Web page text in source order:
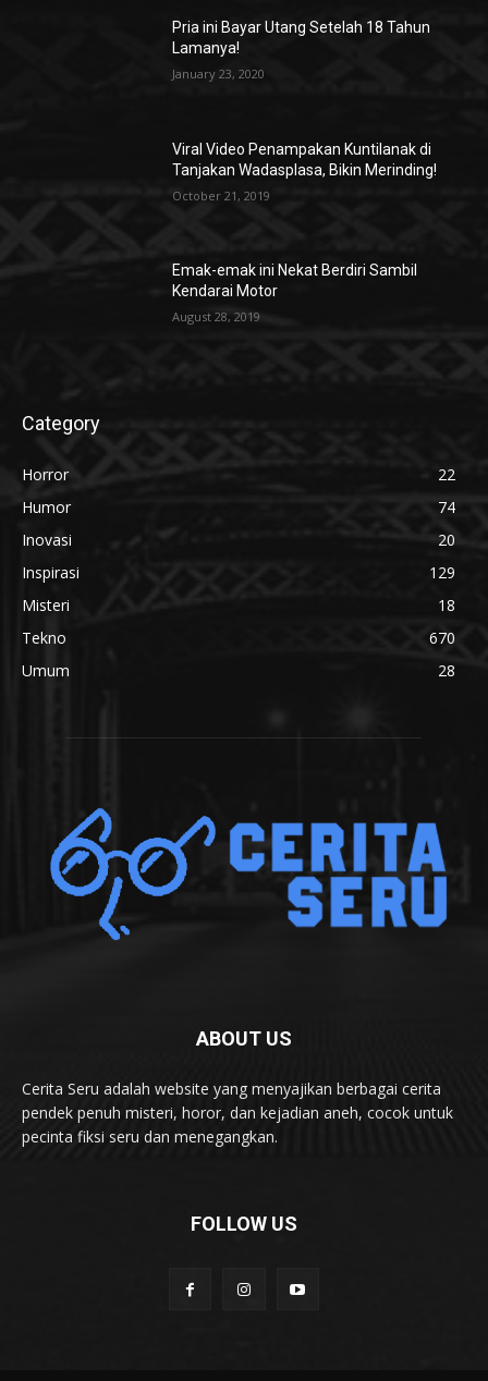
Pria ini Bayar Utang Setelah 18 Tahun
Lamanya!
January 23, 2020
Viral Video Penampakan Kuntilanak di
Tanjakan Wadasplasa, Bikin Merinding!
October 21, 2019
Emak-emak ini Nekat Berdiri Sambil
Kendarai Motor
August 28, 2019
Category
Horror
22
Humor
74
Inovasi
20
Inspirasi
129
Misteri
18
Tekno
670
Umum
28
ABOUT US
Cerita Seru adalah website yang menyajikan berbagai cerita
pendek penuh misteri, horor, dan kejadian aneh, cocok untuk
pecinta fiksi seru dan menegangkan.
FOLLOW US